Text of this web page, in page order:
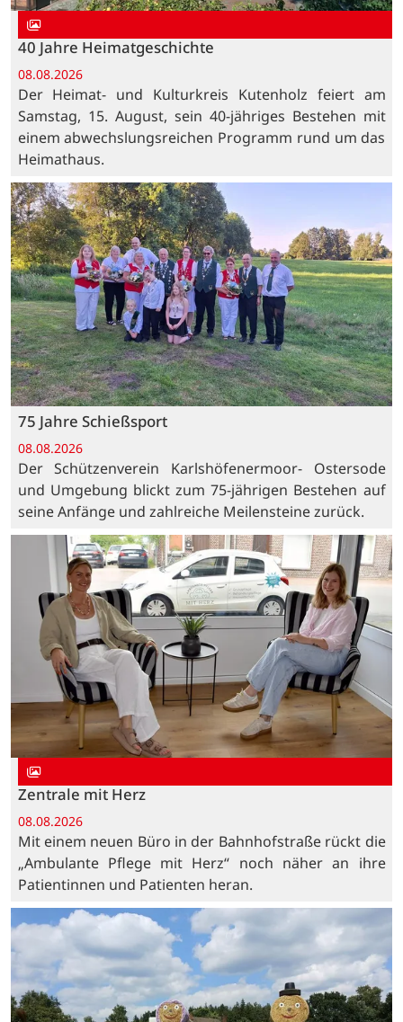
40 Jahre Heimatgeschichte
08.08.2026
Der Heimat- und Kulturkreis Kutenholz feiert am
Samstag, 15. August, sein 40-jähriges Bestehen mit
einem abwechslungsreichen Programm rund um das
Heimathaus.
75 Jahre Schießsport
08.08.2026
Der Schützenverein Karlshöfenermoor- Ostersode
und Umgebung blickt zum 75-jährigen Bestehen auf
seine Anfänge und zahlreiche Meilensteine zurück.
Zentrale mit Herz
08.08.2026
Mit einem neuen Büro in der Bahnhofstraße rückt die
„Ambulante Pflege mit Herz“ noch näher an ihre
Patientinnen und Patienten heran.